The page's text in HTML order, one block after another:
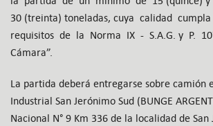
30 (treinta) toneladas, cuya calidad
requisitos de la Norma IX - S.A.G. y P.
Cámara”.
La partida deberá entregarse sobre camión
Industrial San Jerónimo Sud (BUNGE
Nacional N° 9 Km 336 de la localidad de San